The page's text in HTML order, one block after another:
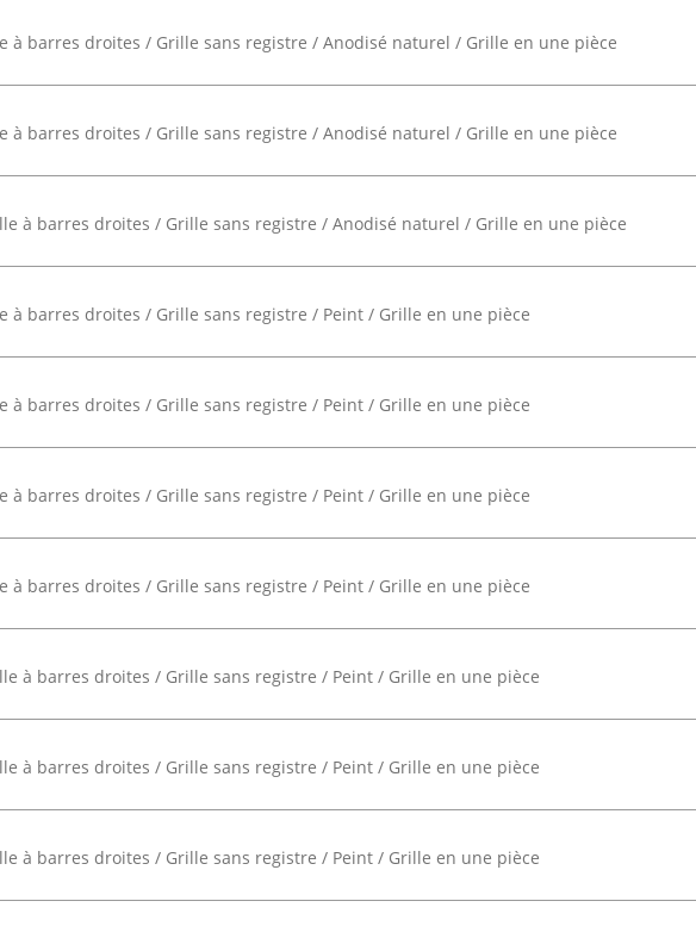
à barres droites / Grille sans registre / Anodisé naturel / Grille en une pièce
à barres droites / Grille sans registre / Anodisé naturel / Grille en une pièce
à barres droites / Grille sans registre / Anodisé naturel / Grille en une pièce
à barres droites / Grille sans registre / Peint / Grille en une pièce
à barres droites / Grille sans registre / Peint / Grille en une pièce
à barres droites / Grille sans registre / Peint / Grille en une pièce
à barres droites / Grille sans registre / Peint / Grille en une pièce
à barres droites / Grille sans registre / Peint / Grille en une pièce
à barres droites / Grille sans registre / Peint / Grille en une pièce
à barres droites / Grille sans registre / Peint / Grille en une pièce